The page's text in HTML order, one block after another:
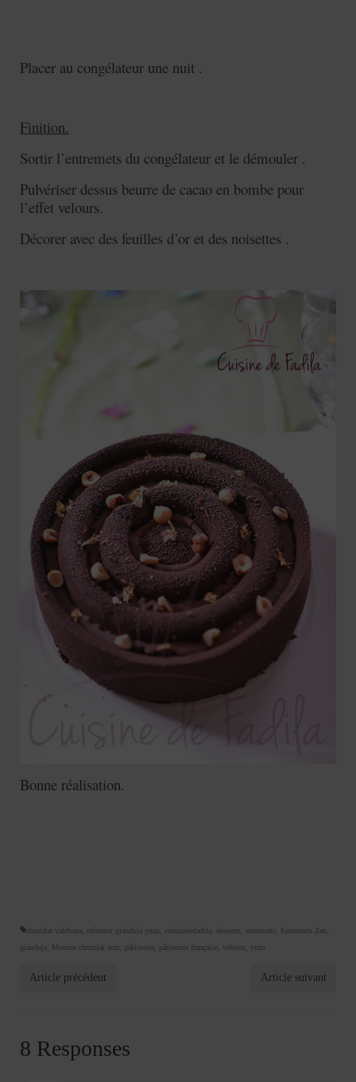
Placer au congélateur une nuit .
Finition.
Sortir l’entremets du congélateur et le démouler .
Pulvériser dessus beurre de cacao en bombe pour
l’effet velours.
Décorer avec des feuilles d’or et des noisettes .
Bonne réalisation.
chocolat valrhona crémeux gianduja yuzu cuisinedefadila desserts entremets Entremets Zen
gianduja
Mousse chocolat noir pâtisserie pâtisserie française velours yuzu
Article précédent Article suivant
8 Responses